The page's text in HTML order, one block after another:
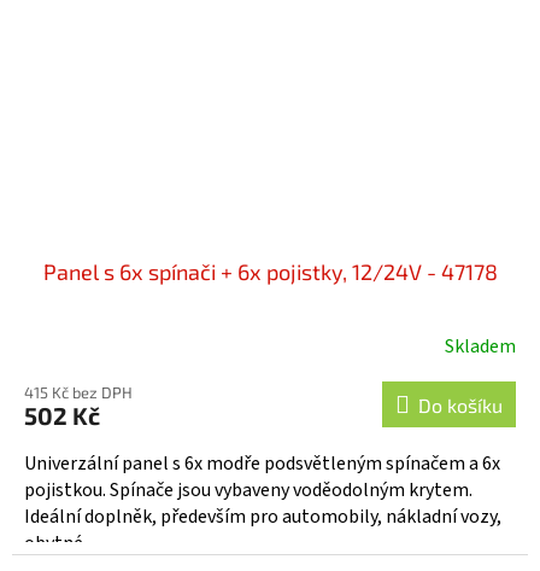
Panel s 6x spínači + 6x pojistky, 12/24V - 47178
Skladem
415 Kč bez DPH
502 Kč Do košíku
Univerzální panel s 6x modře podsvětleným spínačem a 6x
pojistkou. Spínače jsou vybaveny voděodolným krytem.
Ideální doplněk, především pro automobily, nákladní vozy,
obytné...